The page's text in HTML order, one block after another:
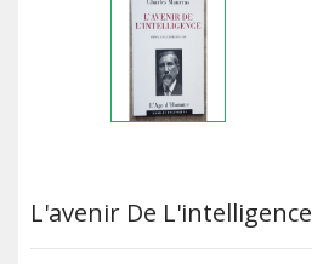
L'avenir De L'intelligence